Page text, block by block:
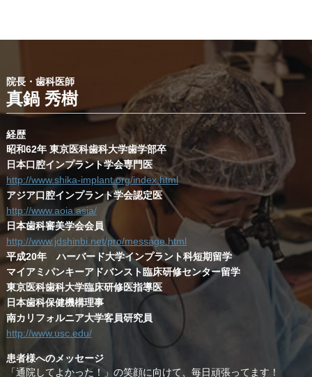
院長・歯科医師
真鍋 秀樹
経歴
昭和62年 東京医科歯科大学歯学部卒
日本口腔インプラント学会専門医
http://www.shika-implant.org/index.html
アジア口腔インプラント学会認定医
http://www.aoia.asia/
日本歯科審美学会会員
http://www.jdshinbi.net/pro/message.html
平成20年 ハーバード大学インプラント科短期留学
マイアミパンキーアドバンスト臨床研修センター留学
東京医科歯科大学臨床研修医指導医
日本歯科保健機構理事
南カリフォルニア大学客員研究員
http://www.usc.edu/
患者様へのメッセージ
「通院してよかった！」の笑顔に向けて、毎日頑張ってます！